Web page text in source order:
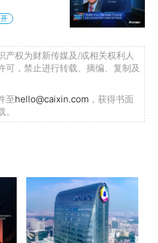
产权为财新传媒及/或相关权利人
可，禁止进行转载、摘编、复制及
至hello@caixin.com ，获得书面